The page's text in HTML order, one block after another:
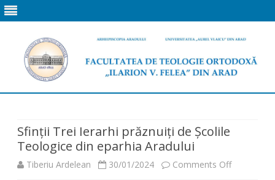
Sfinții Trei Ierarhi prăznuiți de Școlile
Teologice din eparhia Aradului
Tiberiu Ardelean 30/01/2024 Comments Offon